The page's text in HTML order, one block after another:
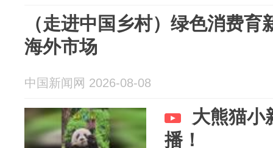
（走进中国乡村）绿色消费育
海外市场
中国新闻网 2026-08-08
大熊猫小
播！